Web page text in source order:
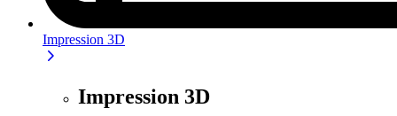
Impression 3D
Impression 3D